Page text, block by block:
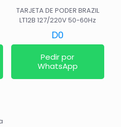
TARJETA DE PODER BRAZIL
LT12B 127/220V 50-60Hz
D0
Pedir por
WhatsApp